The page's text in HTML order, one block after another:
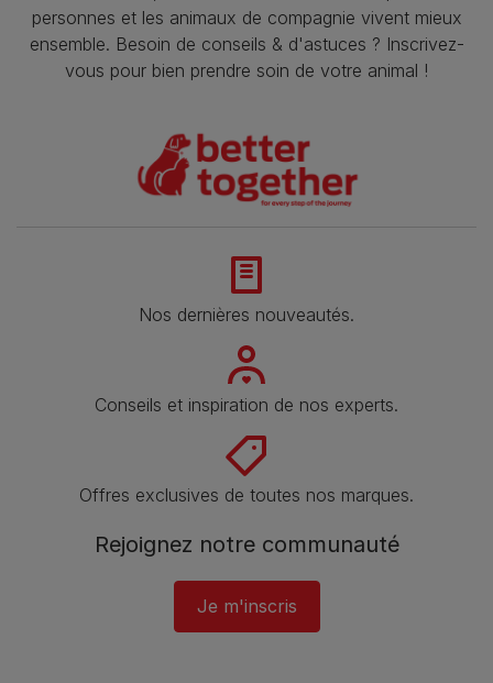
personnes et les animaux de compagnie vivent mieux
ensemble. Besoin de conseils & d'astuces ? Inscrivez-
vous pour bien prendre soin de votre animal !
Nos dernières nouveautés.
Conseils et inspiration de nos experts.
Offres exclusives de toutes nos marques.
Rejoignez notre communauté
Je m'inscris